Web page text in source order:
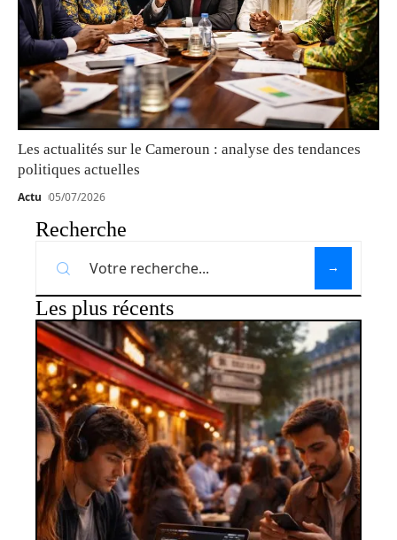
Les actualités sur le Cameroun : analyse des tendances
politiques actuelles
Actu 05/07/2026
Recherche
Les plus récents